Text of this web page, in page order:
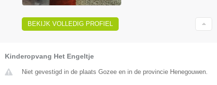
BEKIJK VOLLEDIG PROFIEL
Kinderopvang Het Engeltje
Niet gevestigd in de plaats Gozee en in de provincie Henegouwen.